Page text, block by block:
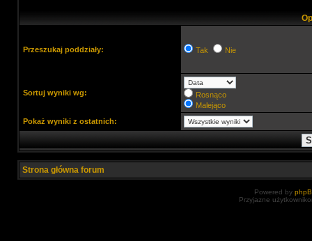
Przeszukaj poddziały: Tak Nie
Sortuj wyniki wg:
Rosnąco
Malejąco
Pokaż wyniki z ostatnich:
Strona główna forum
Powered by
Przyjazne